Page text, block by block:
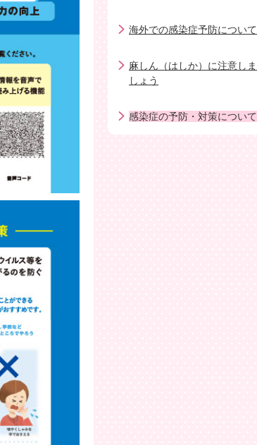
海外での感染症予防について
麻しん（はしか）に注意しま
しょう
感染症の予防・対策について